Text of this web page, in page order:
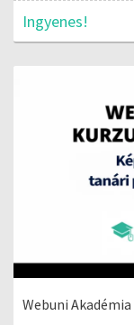
Ingyenes!
Webuni